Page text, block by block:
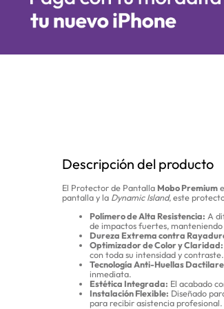
Descripción del producto
El Protector de Pantalla Mobo Premium
pantalla y la Dynamic Island, este
Polímero de Alta Resistencia: A
de impactos fuertes,
Dureza Extrema contra
Optimizador de Color y Claridad:
con toda su intensidad y contraste.
Tecnología Anti-Huellas
inmediata.
Estética Integrada: El acabado
Instalación Flexible: Diseñado
para recibir asistencia profesional.